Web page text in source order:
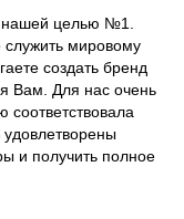
нашей целью №1.
мировому
создать бренд
Вам. Для нас очень
и получить полное